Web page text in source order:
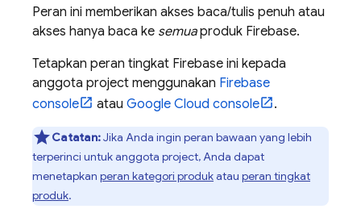
Peran ini memberikan akses baca/tulis penuh atau
akses hanya baca ke semuaproduk Firebase.
Tetapkan peran tingkat Firebase ini kepada
anggota project menggunakan Firebase
console
atau Google Cloud console .
Catatan:Jika Anda ingin peran bawaan yang lebih
terperinci untuk anggota project, Anda dapat
menetapkan peran kategori produkatau peran tingkat
produk.